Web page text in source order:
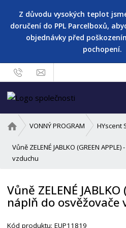
Z důvodu vysokých teplot
doručení do PPL Parcelboxů,
objednávky před
pochopení.
v
o
d
s
t
a
VONNÝ PROGRAM HYscent
Vůně ZELENÉ JABLKO (GREEN
vzduchu
Vůně ZELENÉ JABLKO
náplň do osvěžovače
Kód produktu:EUP11819